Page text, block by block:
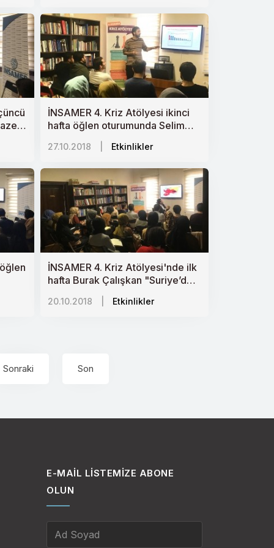
İNSAMER 4. Kriz Atölyesi ikinci
hafta öğlen oturumunda Selim
Vatandaş "Teori ile Pratik
Arasında Avrupa Birliği
27.10.2018 Etkinlikler
İNSAMER 4. Kriz Atölyesi'nde ilk
hafta Burak Çalışkan "Suriye’de
Rus Ruleti: Doğu Akdeniz’de
Küresel Güç Çekişmesi"ni anlattı.
20.10.2018 Etkinlikler
Sonraki Son
E-MAIL LISTEMIZE ABONE
OLUN